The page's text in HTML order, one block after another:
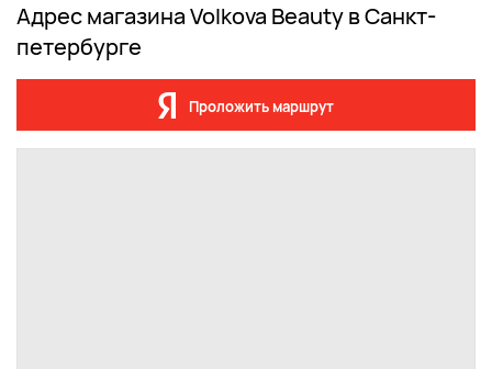
Адрес магазина Volkova Beauty в Санкт-
петербурге
Проложить маршрут